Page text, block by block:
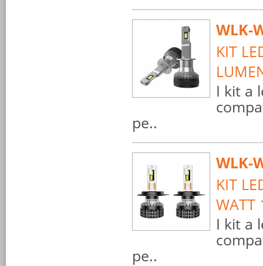
WLK-
KIT
I kit a
pe..
WLK-
KIT
WATT
I kit a
pe..